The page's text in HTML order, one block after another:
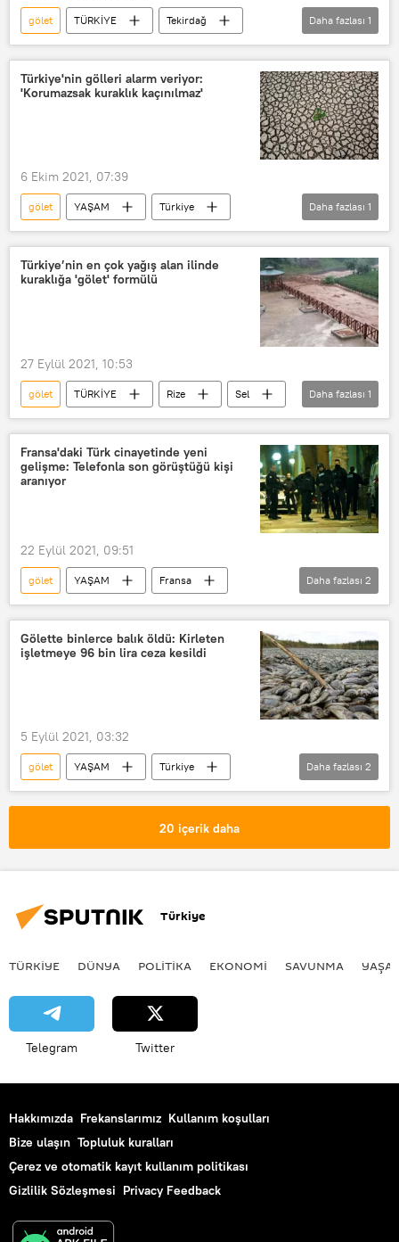
gölet TÜRKİYE
Tekirdağ
Boğulma
Daha fazlası 1
Türkiye'nin gölleri alarm veriyor:
'Korumazsak kuraklık kaçınılmaz'
6 Ekim 2021, 07:39
gölet YAŞAM
Türkiye
Kuraklık
Daha fazlası 1
Türkiye’nin en çok yağış alan ilinde
kuraklığa 'gölet' formülü
27 Eylül 2021, 10:53
gölet TÜRKİYE Rize
Sel
Heyelan
Daha fazlası 1
Fransa'daki Türk cinayetinde yeni
gelişme: Telefonla son görüştüğü kişi
aranıyor
22 Eylül 2021, 09:51
gölet YAŞAM
Fransa
Polis
Cinayet gurbetçi
Daha fazlası 2
Gölette binlerce balık öldü: Kirleten
işletmeye 96 bin lira ceza kesildi
5 Eylül 2021, 03:32
gölet YAŞAM
Türkiye
Kırklareli
Toplu balık ölümleri
Daha fazlası 2
20 içerik daha
Türkiye
TÜRKIYE DÜNYA POLİTİKA EKONOMİ SAVUNMA
Telegram Twitter
Hakkımızda Frekanslarımız Kullanım koşulları
Bize ulaşın Topluluk kuralları
Çerez ve otomatik kayıt kullanım politikası
Gizlilik Sözleşmesi Privacy Feedback